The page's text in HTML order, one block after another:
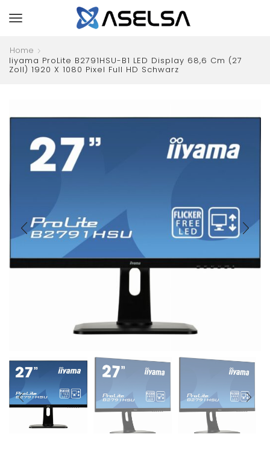
Home
Iiyama ProLite B2791HSU-B1 LED Display 68,6 Cm (27
Zoll) 1920 X 1080 Pixel Full HD Schwarz